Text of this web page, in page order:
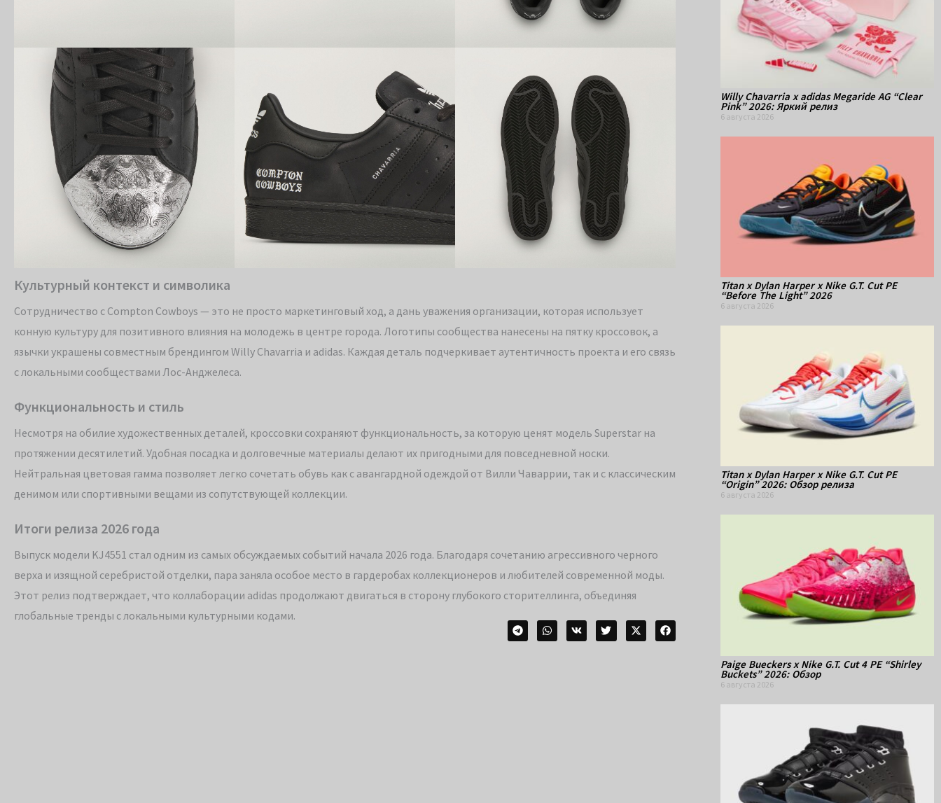
Культурный контекст и символика
Сотрудничество с Compton Cowboys — это не просто маркетинговый ход, а дань уважения организации, которая использует
конную культуру для позитивного влияния на молодежь в центре города. Логотипы сообщества нанесены на пятку кроссовок, а
язычки украшены совместным брендингом Willy Chavarria и adidas. Каждая деталь подчеркивает аутентичность проекта и его связь
с локальными сообществами Лос-Анджелеса.
Функциональность и стиль
Несмотря на обилие художественных деталей, кроссовки сохраняют функциональность, за которую ценят модель Superstar на
протяжении десятилетий. Удобная посадка и долговечные материалы делают их пригодными для повседневной носки.
Нейтральная цветовая гамма позволяет легко сочетать обувь как с авангардной одеждой от Вилли Чаваррии, так и с классическим
денимом или спортивными вещами из сопутствующей коллекции.
Итоги релиза 2026 года
Выпуск модели KJ4551 стал одним из самых обсуждаемых событий начала 2026 года. Благодаря сочетанию агрессивного черного
верха и изящной серебристой отделки, пара заняла особое место в гардеробах коллекционеров и любителей современной моды.
Этот релиз подтверждает, что коллаборации adidas продолжают двигаться в сторону глубокого сторителлинга, объединяя
глобальные тренды с локальными культурными кодами.
Willy Chavarria x adidas Megaride AG “Clear
Pink” 2026: Яркий релиз
6 августа 2026
Titan x Dylan Harper x Nike G.T. Cut PE
“Before The Light” 2026
6 августа 2026
Titan x Dylan Harper x Nike G.T. Cut PE
“Origin” 2026: Обзор релиза
6 августа 2026
Paige Bueckers x Nike G.T. Cut 4 PE “Shirley
Buckets” 2026: Обзор
6 августа 2026